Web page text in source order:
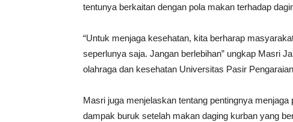
tentunya berkaitan dengan pola makan terhadap
“Untuk menjaga kesehatan, kita berharap
seperlunya saja. Jangan berlebihan” ungkap Masri
olahraga dan kesehatan Universitas Pasir
Masri juga menjelaskan tentang pentingnya
dampak buruk setelah makan daging kurban yang